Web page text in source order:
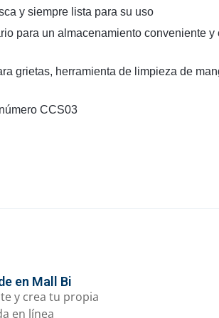
y siempre lista para su uso
para un almacenamiento conveniente
grietas, herramienta de limpieza de
CCS03
en Mall Bi
y crea tu propia
en línea